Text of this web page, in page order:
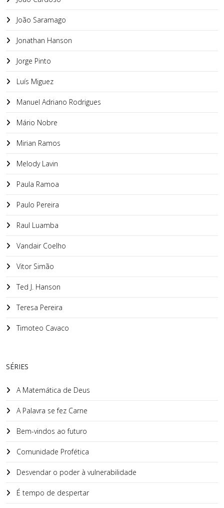
João Saramago
Jonathan Hanson
Jorge Pinto
Luís Miguez
Manuel Adriano Rodrigues
Mário Nobre
Mirian Ramos
Melody Lavin
Paula Ramoa
Paulo Pereira
Raul Luamba
Vandair Coelho
Vitor Simão
Ted J. Hanson
Teresa Pereira
Timoteo Cavaco
SÉRIES
A Matemática de Deus
A Palavra se fez Carne
Bem-vindos ao futuro
Comunidade Profética
Desvendar o poder à vulnerabilidade
É tempo de despertar